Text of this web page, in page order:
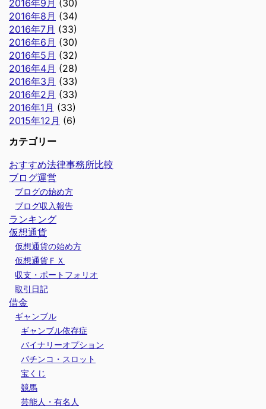
2016年9月 (30)
2016年8月 (34)
2016年7月 (33)
2016年6月 (30)
2016年5月 (32)
2016年4月 (28)
2016年3月 (33)
2016年2月 (33)
2016年1月 (33)
2015年12月 (6)
カテゴリー
おすすめ法律事務所比較
ブログ運営
ブログの始め方
ブログ収入報告
ランキング
仮想通貨
仮想通貨の始め方
仮想通貨ＦＸ
収支・ポートフォリオ
取引日記
借金
ギャンブル
ギャンブル依存症
バイナリーオプション
パチンコ・スロット
宝くじ
競馬
芸能人・有名人